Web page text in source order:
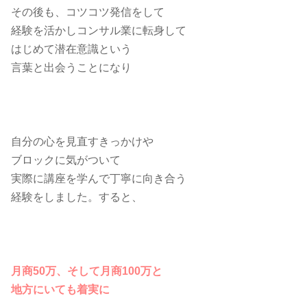
その後も、コツコツ発信をして
経験を活かしコンサル業に転身して
はじめて潜在意識という
言葉と出会うことになり
自分の心を見直すきっかけや
ブロックに気がついて
実際に講座を学んで丁寧に向き合う
経験をしました。すると、
月商50万、そして月商100万と
地方にいても着実に